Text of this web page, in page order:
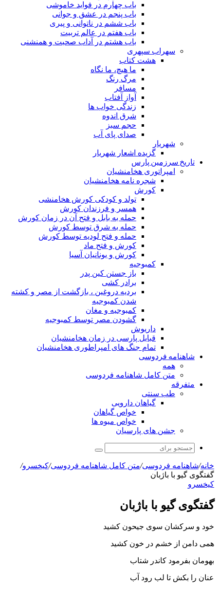
باب چهارم در فواید خاموشى
باب پنجم در عشق و جوانى
باب ششم در ناتوانى و پیرى
باب هفتم در عالم تربیت
باب هشتم در آداب صحبت و همنشنى
سهراب سپهری
هشت کتاب
ما هیچ، ما نگاه
مرگ رنگ
مسافر
آواز آفتاب
زندگی خواب ها
شرق اندوه
حجم سبز
صدای پای آب
شهریار
گزیده اشعار شهریار
تاریخ سرزمین پارس
امپراتوری هخامنشیان
شجره نامه هخامنشیان
کورش
تولد و کودکی کورش هخامنشی
همسر و فرزندان کورش
حمله به بابل و فتح آن در زمان کورش
حمله به شرق توسط کورش
حمله و فتح لودیه توسط کورش
کورش و فتح ماد
کورش و یونانیان آسیا
کمبوجیه
باز جستن کین پدر
برادر کشی
بردیه دروغین ، بازگشت از مصر و کشته
شدن کمبوجیه
کمبوجیه و مغان
گشودن مصر توسط کمبوجیه
داریوش
قبایل پارسی در زمان هخامنشیان
تمام جنگ های امپراطوری هخامنشیان
شاهنامه فردوسی
همه
متن کامل شاهنامه فردوسی
متفرقه
طب سنتی
گیاهان دارویی
خواص گیاهان
خواص میوه ها
جشن های پارسیان
جستجو
برای
خانه/شاهنامه فردوسی/متن کامل شاهنامه فردوسی/کیخسرو/
گفتگوى گیو با باژبان
کیخسرو
گفتگوى گیو با باژبان
خود و سرکشان سوى جیحون کشید
همى دامن از خشم در خون کشید
بهومان بفرمود کاندر شتاب
عنان را بکش تا لب رود آب‏